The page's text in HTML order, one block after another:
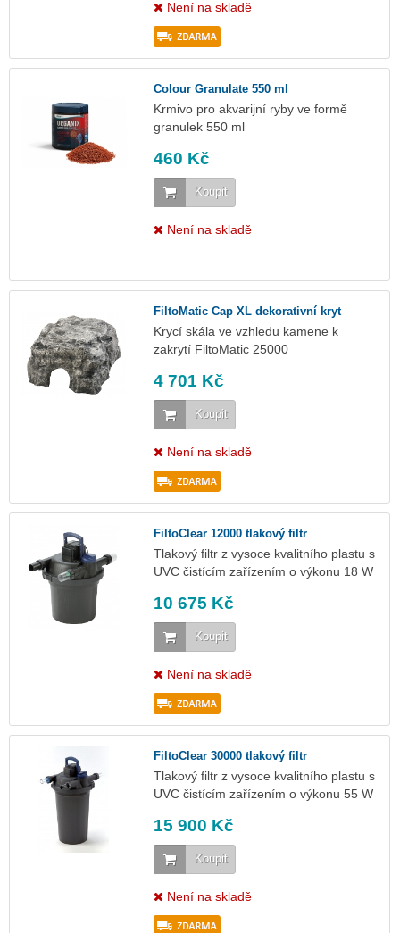
Není na skladě
Colour Granulate 550 ml
Krmivo pro akvarijní ryby ve formě
granulek 550 ml
460 Kč
Koupit
Není na skladě
FiltoMatic Cap XL dekorativní kryt
Krycí skála ve vzhledu kamene k
zakrytí FiltoMatic 25000
4 701 Kč
Koupit
Není na skladě
FiltoClear 12000 tlakový filtr
Tlakový filtr z vysoce kvalitního plastu s
UVC čistícím zařízením o výkonu 18 W
10 675 Kč
Koupit
Není na skladě
FiltoClear 30000 tlakový filtr
Tlakový filtr z vysoce kvalitního plastu s
UVC čistícím zařízením o výkonu 55 W
15 900 Kč
Koupit
Není na skladě